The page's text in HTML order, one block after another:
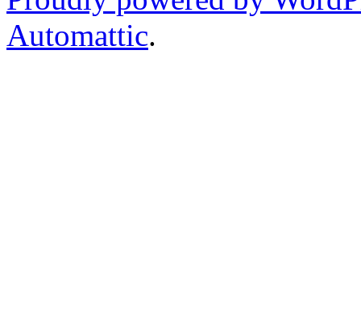
Automattic.